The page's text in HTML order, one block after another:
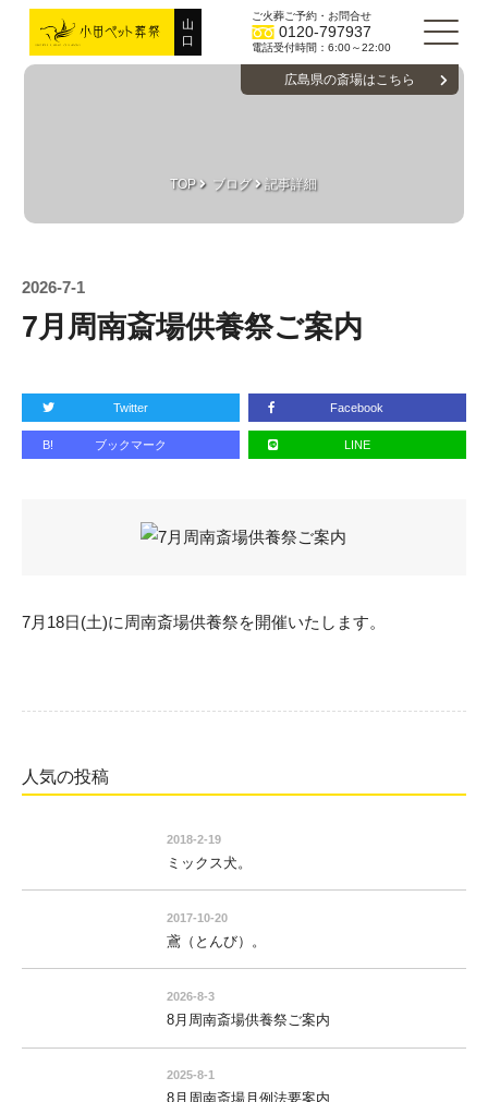
山
口
ご火葬ご予約・お問合せ
0120-797937
電話受付時間：6:00～22:00
広島県の斎場はこちら
TOP ブログ 記事詳細
2026-7-1
7月周南斎場供養祭ご案内
Twitter Facebook
B! ブックマーク LINE
7月18日(土)に周南斎場供養祭を開催いたします。
人気の投稿
2018-2-19
ミックス犬。
2017-10-20
鳶（とんび）。
2026-8-3
8月周南斎場供養祭ご案内
2025-8-1
8月周南斎場月例法要案内